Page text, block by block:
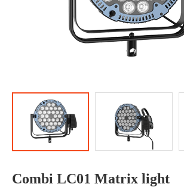
Combi LC01 Matrix light